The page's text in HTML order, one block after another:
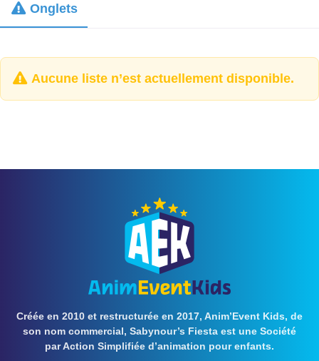
Onglets
Aucune liste n’est actuellement disponible.
Créée en 2010 et restructurée en 2017, Anim’Event Kids, de
son nom commercial, Sabynour’s Fiesta est une Société
par Action Simplifiée d’animation pour enfants.